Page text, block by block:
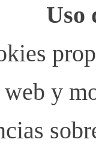
Uso
y